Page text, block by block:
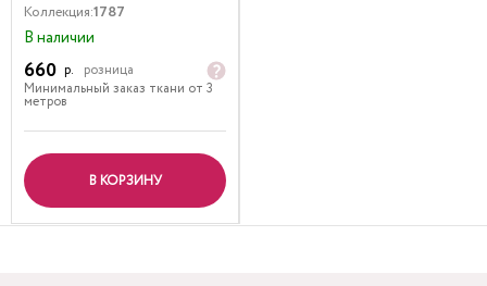
Коллекция:1787
В наличии
660 р.
розница
Минимальный заказ ткани от 3
метров
В КОРЗИНУ